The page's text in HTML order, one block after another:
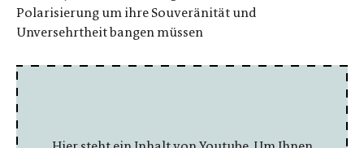
Polarisierung um ihre Souveränität und
Unversehrtheit bangen müssen